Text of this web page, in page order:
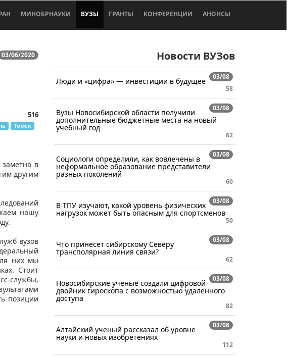
МИНОБРНАУКИ ВУЗЫ ГРАНТЫ КОНФЕРЕНЦИИ АНОНСЫ
03/06/2020
516
Томск
заметна в
другим
нашу
вузов
них мы
Стоит
службы,
позиции
Новости ВУЗов
03/08
Люди и «цифра» — инвестиции в будущее
58
03/08
Вузы Новосибирской области получили
дополнительные бюджетные места на новый
учебный год
62
03/08
Cоциологи определили, как вовлечены в
неформальное образование представители
разных поколений
60
03/08
В ТПУ изучают, какой уровень физических
нагрузок может быть опасным для спортсменов
50
03/08
Что принесет сибирскому Северу
трансполярная линия связи?
62
03/08
Новосибирские ученые создали цифровой
двойник гироскопа с возможностью удаленного
доступа
82
03/08
Алтайский ученый рассказал об уровне
науки и новых изобретениях
112